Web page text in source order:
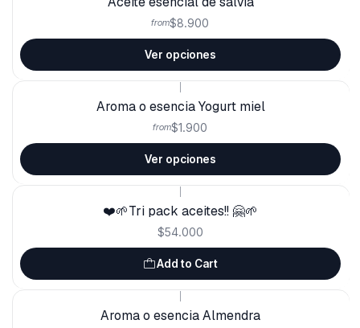
from$8.900
Ver opciones
Aroma o esencia Yogurt miel
from$1.900
Ver opciones
❤️🌱Tri pack aceites!! 🤗🌱
$54.000
Add to Cart
Aroma o esencia Almendra